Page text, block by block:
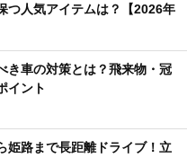
つ人気アイテムは？【2026年
き車の対策とは？飛来物・冠
イント
姫路まで長距離ドライブ！立